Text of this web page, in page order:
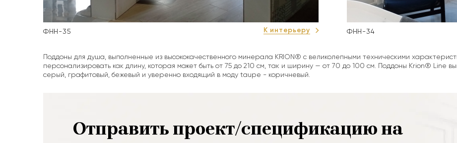
ФНН-35 К интерьеру ФНН-34
Поддоны для душа, выполненные из высококачественного минерала KRION® c великолепными техническими
персонализировать как длину, которая может быть от 75 до 210 см, так и ширину — от 70 до 100 см. Поддоны Krion® Line
серый, графитовый, бежевый и уверенно входящий в моду taupe - коричневый.
Отправить проект/спецификацию на